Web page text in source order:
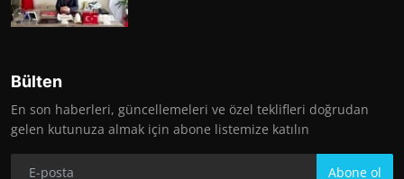
Bülten
En son haberleri, güncellemeleri ve özel teklifleri doğrudan
gelen kutunuza almak için abone listemize katılın
Abone ol